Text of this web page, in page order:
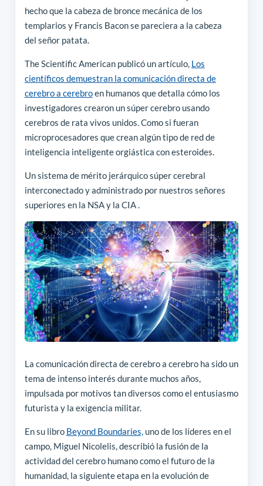
hecho que la cabeza de bronce mecánica de los
templarios y Francis Bacon se pareciera a la cabeza
del señor patata.
The Scientific American publicó un artículo, Los
científicos demuestran la comunicación directa de
cerebro a cerebroen humanos que detalla cómo los
investigadores crearon un súper cerebro usando
cerebros de rata vivos unidos. Como si fueran
microprocesadores que crean algún tipo de red de
inteligencia inteligente orgiástica con esteroides.
Un sistema de mérito jerárquico súper cerebral
interconectado y administrado por nuestros señores
superiores en la NSA y la CIA .
La comunicación directa de cerebro a cerebro ha sido un
tema de intenso interés durante muchos años,
impulsada por motivos tan diversos como el entusiasmo
futurista y la exigencia militar.
En su libro Beyond Boundaries,uno de los líderes en el
campo, Miguel Nicolelis, describió la fusión de la
actividad del cerebro humano como el futuro de la
humanidad, la siguiente etapa en la evolución de